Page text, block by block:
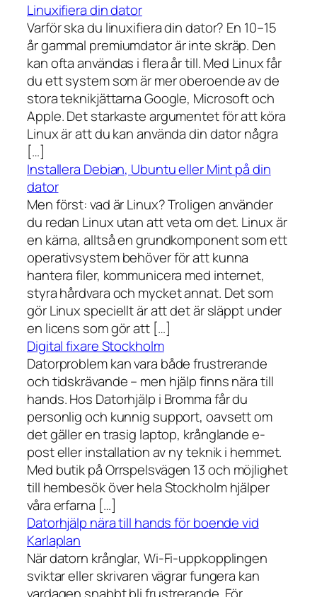
Linuxifiera din dator
Varför ska du linuxifiera din dator? En 10–15
år gammal premiumdator är inte skräp. Den
kan ofta användas i flera år till. Med Linux får
du ett system som är mer oberoende av de
stora teknikjättarna Google, Microsoft och
Apple. Det starkaste argumentet för att köra
Linux är att du kan använda din dator några
[…]
Installera Debian, Ubuntu eller Mint på din
dator
Men först: vad är Linux? Troligen använder
du redan Linux utan att veta om det. Linux är
en kärna, alltså en grundkomponent som ett
operativsystem behöver för att kunna
hantera filer, kommunicera med internet,
styra hårdvara och mycket annat. Det som
gör Linux speciellt är att det är släppt under
en licens som gör att […]
Digital fixare Stockholm
Datorproblem kan vara både frustrerande
och tidskrävande – men hjälp finns nära till
hands. Hos Datorhjälp i Bromma får du
personlig och kunnig support, oavsett om
det gäller en trasig laptop, krånglande e-
post eller installation av ny teknik i hemmet.
Med butik på Orrspelsvägen 13 och möjlighet
till hembesök över hela Stockholm hjälper
våra erfarna […]
Datorhjälp nära till hands för boende vid
Karlaplan
När datorn krånglar, Wi-Fi-uppkopplingen
sviktar eller skrivaren vägrar fungera kan